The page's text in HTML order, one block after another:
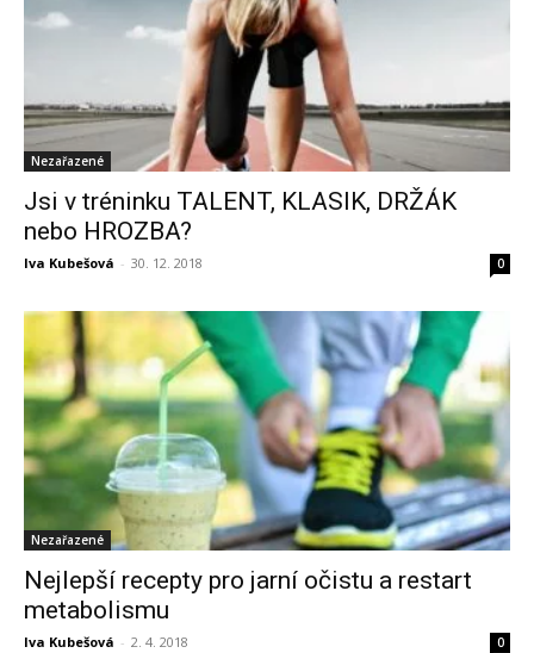
Nezařazené
Jsi v tréninku TALENT, KLASIK, DRŽÁK
nebo HROZBA?
Iva Kubešová - 30. 12. 2018 0
Nezařazené
Nejlepší recepty pro jarní očistu a restart
metabolismu
Iva Kubešová - 2. 4. 2018 0